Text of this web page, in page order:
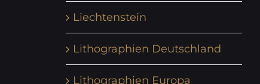
Liechtenstein
Lithographien Deutschland
Lithographien Europa